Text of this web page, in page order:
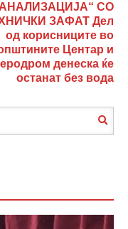
СО
ЗАФАТ Дел
од корисниците во
Центар и
денеска ќе
останат без вода